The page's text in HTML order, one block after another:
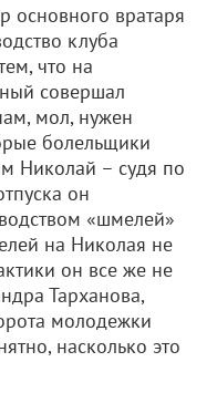
основного вратаря
клуба
что на
совершал
мол, нужен
болельщики
Николай – судя по
он
«шмелей»
на Николая не
он все же не
Тарханова,
молодежки
насколько это